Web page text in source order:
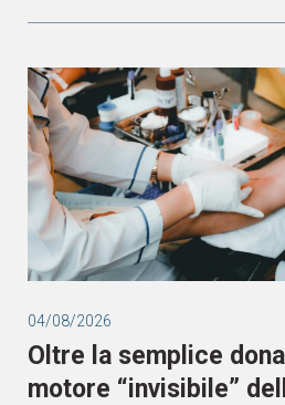
04/08/2026
Oltre la semplice
motore “invisibile”